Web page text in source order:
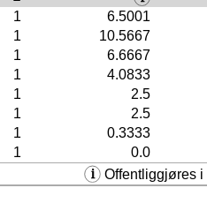
1
6.5001
1
10.5667
1
6.6667
1
4.0833
1
2.5
1
2.5
1
0.3333
1
0.0
Offentliggjøres i